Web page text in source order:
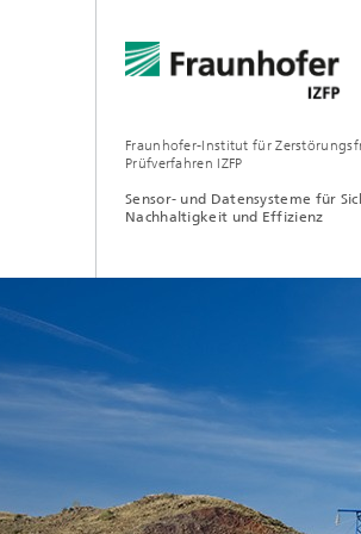
Fraunhofer-Institut für
Prüfverfahren IZFP
Sensor- und Datensysteme für
Nachhaltigkeit und Effizienz